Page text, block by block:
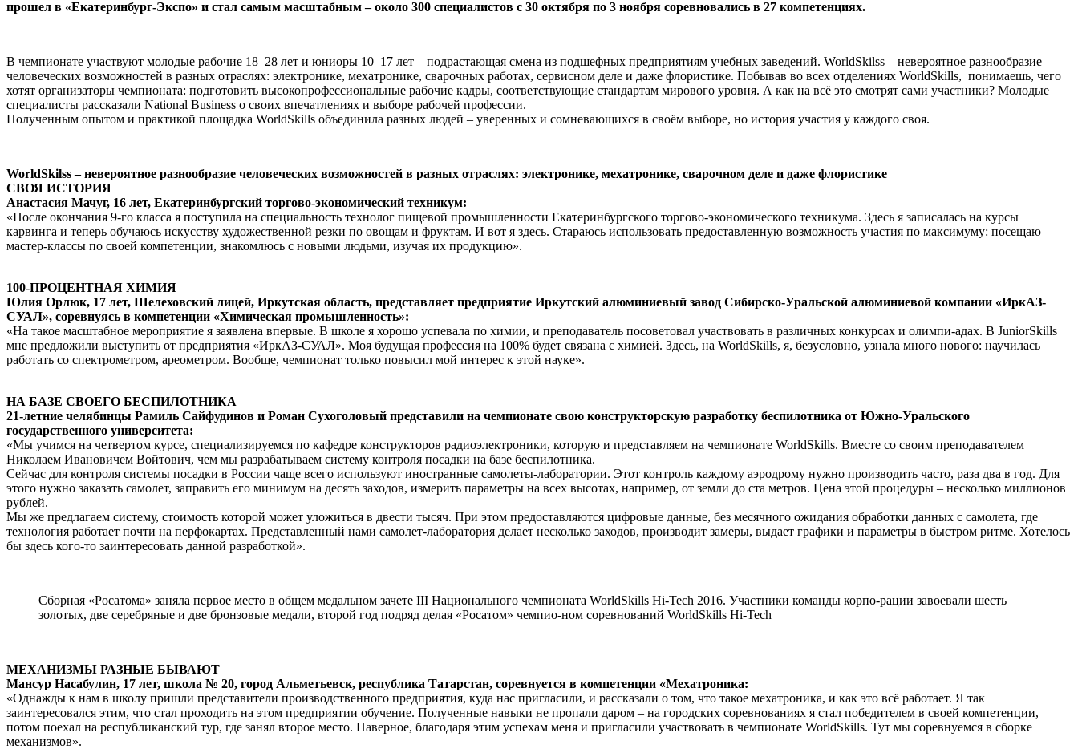
прошел в «Екатеринбург-Экспо» и стал самым масштабным – около 300 специалистов с 30 октября по 3 ноября соревновались в 27 компетенциях.
В чемпионате участвуют молодые рабочие 18–28 лет и юниоры 10–17 лет – подрастающая смена из подшефных предприятиям учебных заведений. WorldSkilss – невероятное разнообразие
человеческих возможностей в разных отраслях: электронике, мехатронике, сварочных работах, сервисном деле и даже флористике. Побывав во всех отделениях WorldSkills, понимаешь, чего
хотят организаторы чемпионата: подготовить высокопрофессиональные рабочие кадры, соответствующие стандартам мирового уровня. А как на всё это смотрят сами участники? Молодые
специалисты рассказали National Business о своих впечатлениях и выборе рабочей профессии.
Полученным опытом и практикой площадка WorldSkills объединила разных людей – уверенных и сомневающихся в своём выборе, но история участия у каждого своя.
WorldSkilss – невероятное разнообразие человеческих возможностей в разных отраслях: электронике, мехатронике, сварочном деле и даже флористике
СВОЯ ИСТОРИЯ
Анастасия Мачуг, 16 лет, Екатеринбургский торгово-экономический техникум:
«После окончания 9-го класса я поступила на специальность технолог пищевой промышленности Екатеринбургского торгово-экономического техникума. Здесь я записалась на курсы
карвинга и теперь обучаюсь искусству художественной резки по овощам и фруктам. И вот я здесь. Стараюсь использовать предоставленную возможность участия по максимуму: посещаю
мастер-классы по своей компетенции, знакомлюсь с новыми людьми, изучая их продукцию».
100-ПРОЦЕНТНАЯ ХИМИЯ
Юлия Орлюк, 17 лет, Шелеховский лицей, Иркутская область, представляет предприятие Иркутский алюминиевый завод Сибирско-Уральской алюминиевой компании «ИркАЗ-
СУАЛ», соревнуясь в компетенции «Химическая промышленность»:
«На такое масштабное мероприятие я заявлена впервые. В школе я хорошо успевала по химии, и преподаватель посоветовал участвовать в различных конкурсах и олимпи-адах. В JuniorSkills
мне предложили выступить от предприятия «ИркАЗ-СУАЛ». Моя будущая профессия на 100% будет связана с химией. Здесь, на WorldSkills, я, безусловно, узнала много нового: научилась
работать со спектрометром, ареометром. Вообще, чемпионат только повысил мой интерес к этой науке».
НА БАЗЕ СВОЕГО БЕСПИЛОТНИКА
21-летние челябинцы Рамиль Сайфудинов и Роман Сухоголовый представили на чемпионате свою конструкторскую разработку беспилотника от Южно-Уральского
государственного университета:
«Мы учимся на четвертом курсе, специализируемся по кафедре конструкторов радиоэлектроники, которую и представляем на чемпионате WorldSkills. Вместе со своим преподавателем
Николаем Ивановичем Войтович, чем мы разрабатываем систему контроля посадки на базе беспилотника.
Сейчас для контроля системы посадки в России чаще всего используют иностранные самолеты-лаборатории. Этот контроль каждому аэродрому нужно производить часто, раза два в год. Для
этого нужно заказать самолет, заправить его минимум на десять заходов, измерить параметры на всех высотах, например, от земли до ста метров. Цена этой процедуры – несколько миллионов
рублей.
Мы же предлагаем систему, стоимость которой может уложиться в двести тысяч. При этом предоставляются цифровые данные, без месячного ожидания обработки данных с самолета, где
технология работает почти на перфокартах. Представленный нами самолет-лаборатория делает несколько заходов, производит замеры, выдает графики и параметры в быстром ритме. Хотелось
бы здесь кого-то заинтересовать данной разработкой».
Сборная «Росатома» заняла первое место в общем медальном зачете III Национального чемпионата WorldSkills Hi-Tech 2016. Участники команды корпо-рации завоевали шесть
золотых, две серебряные и две бронзовые медали, второй год подряд делая «Росатом» чемпио-ном соревнований WorldSkills Hi-Tech
МЕХАНИЗМЫ РАЗНЫЕ БЫВАЮТ
Мансур Насабулин, 17 лет, школа № 20, город Альметьевск, республика Татарстан, соревнуется в компетенции «Мехатроника:
«Однажды к нам в школу пришли представители производственного предприятия, куда нас пригласили, и рассказали о том, что такое мехатроника, и как это всё работает. Я так
заинтересовался этим, что стал проходить на этом предприятии обучение. Полученные навыки не пропали даром – на городских соревнованиях я стал победителем в своей компетенции,
потом поехал на республиканский тур, где занял второе место. Наверное, благодаря этим успехам меня и пригласили участвовать в чемпионате WorldSkills. Тут мы соревнуемся в сборке
механизмов».